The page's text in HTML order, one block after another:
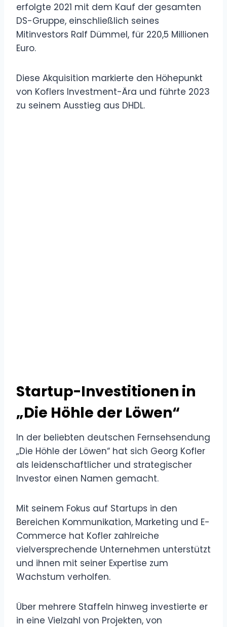
erfolgte 2021 mit dem Kauf der gesamten
DS-Gruppe, einschließlich seines
Mitinvestors Ralf Dümmel, für 220,5 Millionen
Euro.
Diese Akquisition markierte den Höhepunkt
von Koflers Investment-Ära und führte 2023
zu seinem Ausstieg aus DHDL.
Startup-Investitionen in
„Die Höhle der Löwen“
In der beliebten deutschen Fernsehsendung
„Die Höhle der Löwen“ hat sich Georg Kofler
als leidenschaftlicher und strategischer
Investor einen Namen gemacht.
Mit seinem Fokus auf Startups in den
Bereichen Kommunikation, Marketing und E-
Commerce hat Kofler zahlreiche
vielversprechende Unternehmen unterstützt
und ihnen mit seiner Expertise zum
Wachstum verholfen.
Über mehrere Staffeln hinweg investierte er
in eine Vielzahl von Projekten, von